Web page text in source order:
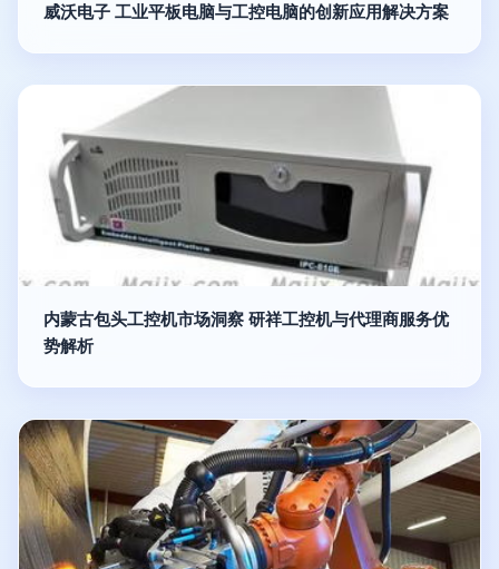
威沃电子 工业平板电脑与工控电脑的创新应用解决方案
内蒙古包头工控机市场洞察 研祥工控机与代理商服务优
势解析